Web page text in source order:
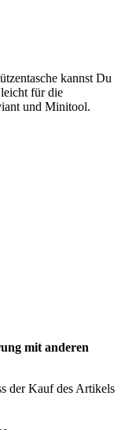
kannst Du
für die
und Minitool.
mit anderen
der Kauf des Artikels